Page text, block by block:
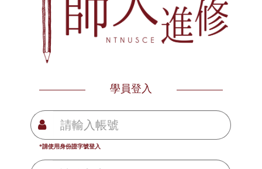
學員登入
*請使用身份證字號登入